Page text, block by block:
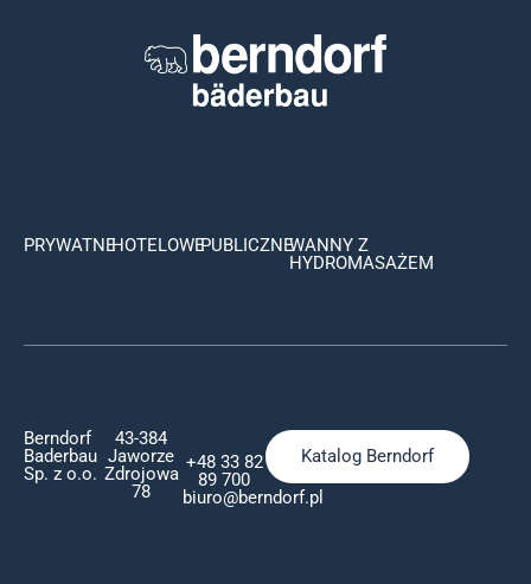
PRYWATNEHOTELOWEPUBLICZNEWANNY Z
HYDROMASAŻEM
Berndorf
Baderbau
Sp. z o.o.
43-384
Jaworze
Zdrojowa
78
+48 33 82
89 700
biuro@berndorf.pl
Katalog Berndorf